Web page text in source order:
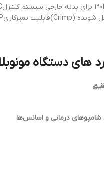
های دستگاه
شامپوهای درمانی و اسانس‌ها